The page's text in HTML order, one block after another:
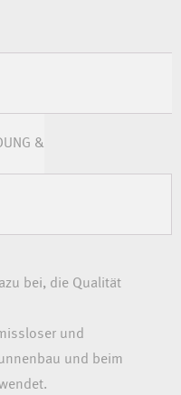
&
bei, die Qualität
und
und beim